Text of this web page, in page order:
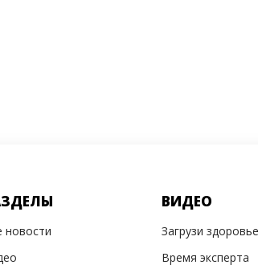
новости
ВИДЕО
Загрузи здоровье
Время эксперта